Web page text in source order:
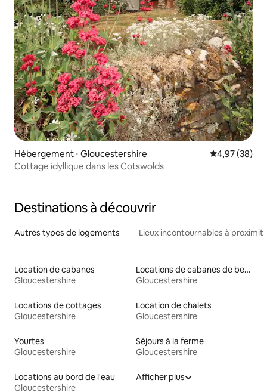
Hébergement ⋅ Gloucestershire Évaluation
4,97 (38)
Cottage idyllique dans les Cotswolds
Destinations à découvrir
Autres types de logements Lieux incontournables à
Location de cabanes
Gloucestershire
Locations de cabanes de berger
Gloucestershire
Locations de cottages
Gloucestershire
Location de chalets
Gloucestershire
Yourtes
Gloucestershire
Séjours à la ferme
Gloucestershire
Locations au bord de l'eau
Gloucestershire
Afficher plus